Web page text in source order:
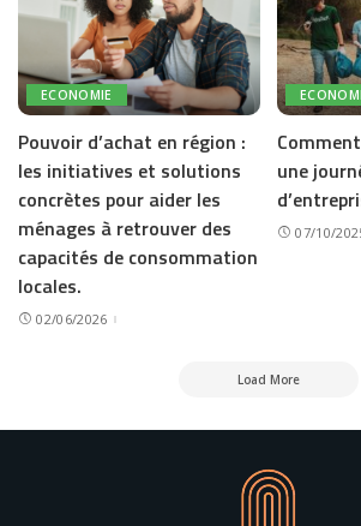
ECONOMIE
Pouvoir d’achat en région :
les initiatives et solutions
concrètes pour aider les
ménages à retrouver des
capacités de consommation
locales.
02/06/2026
une
07/10/
Load More